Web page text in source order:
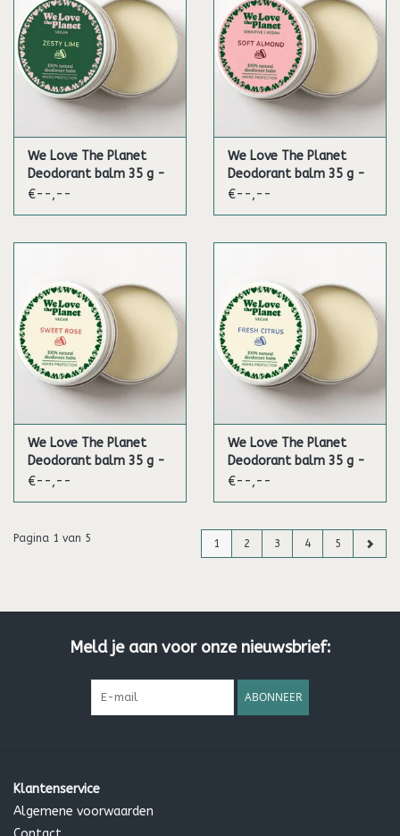
We Love The Planet
Deodorant balm 35 g -
Zesty Lime (Vegan)
€--,--
We Love The Planet
Deodorant balm 35 g -
Soft Almond (Vegan)
€--,--
We Love The Planet
Deodorant balm 35 g -
Sweet Rose (Vegan)
€--,--
We Love The Planet
Deodorant balm 35 g -
Fresh Citrus (Vegan)
€--,--
Pagina 1 van 5 1 2 3 4 5
Meld je aan voor onze nieuwsbrief:
ABONNEER
Klantenservice
Algemene voorwaarden